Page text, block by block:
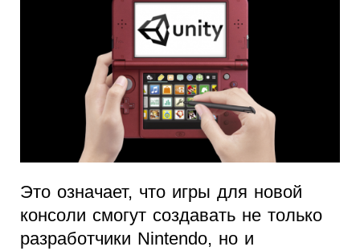
Это означает, что игры для новой
консоли смогут создавать не только
разработчики Nintendo, но и